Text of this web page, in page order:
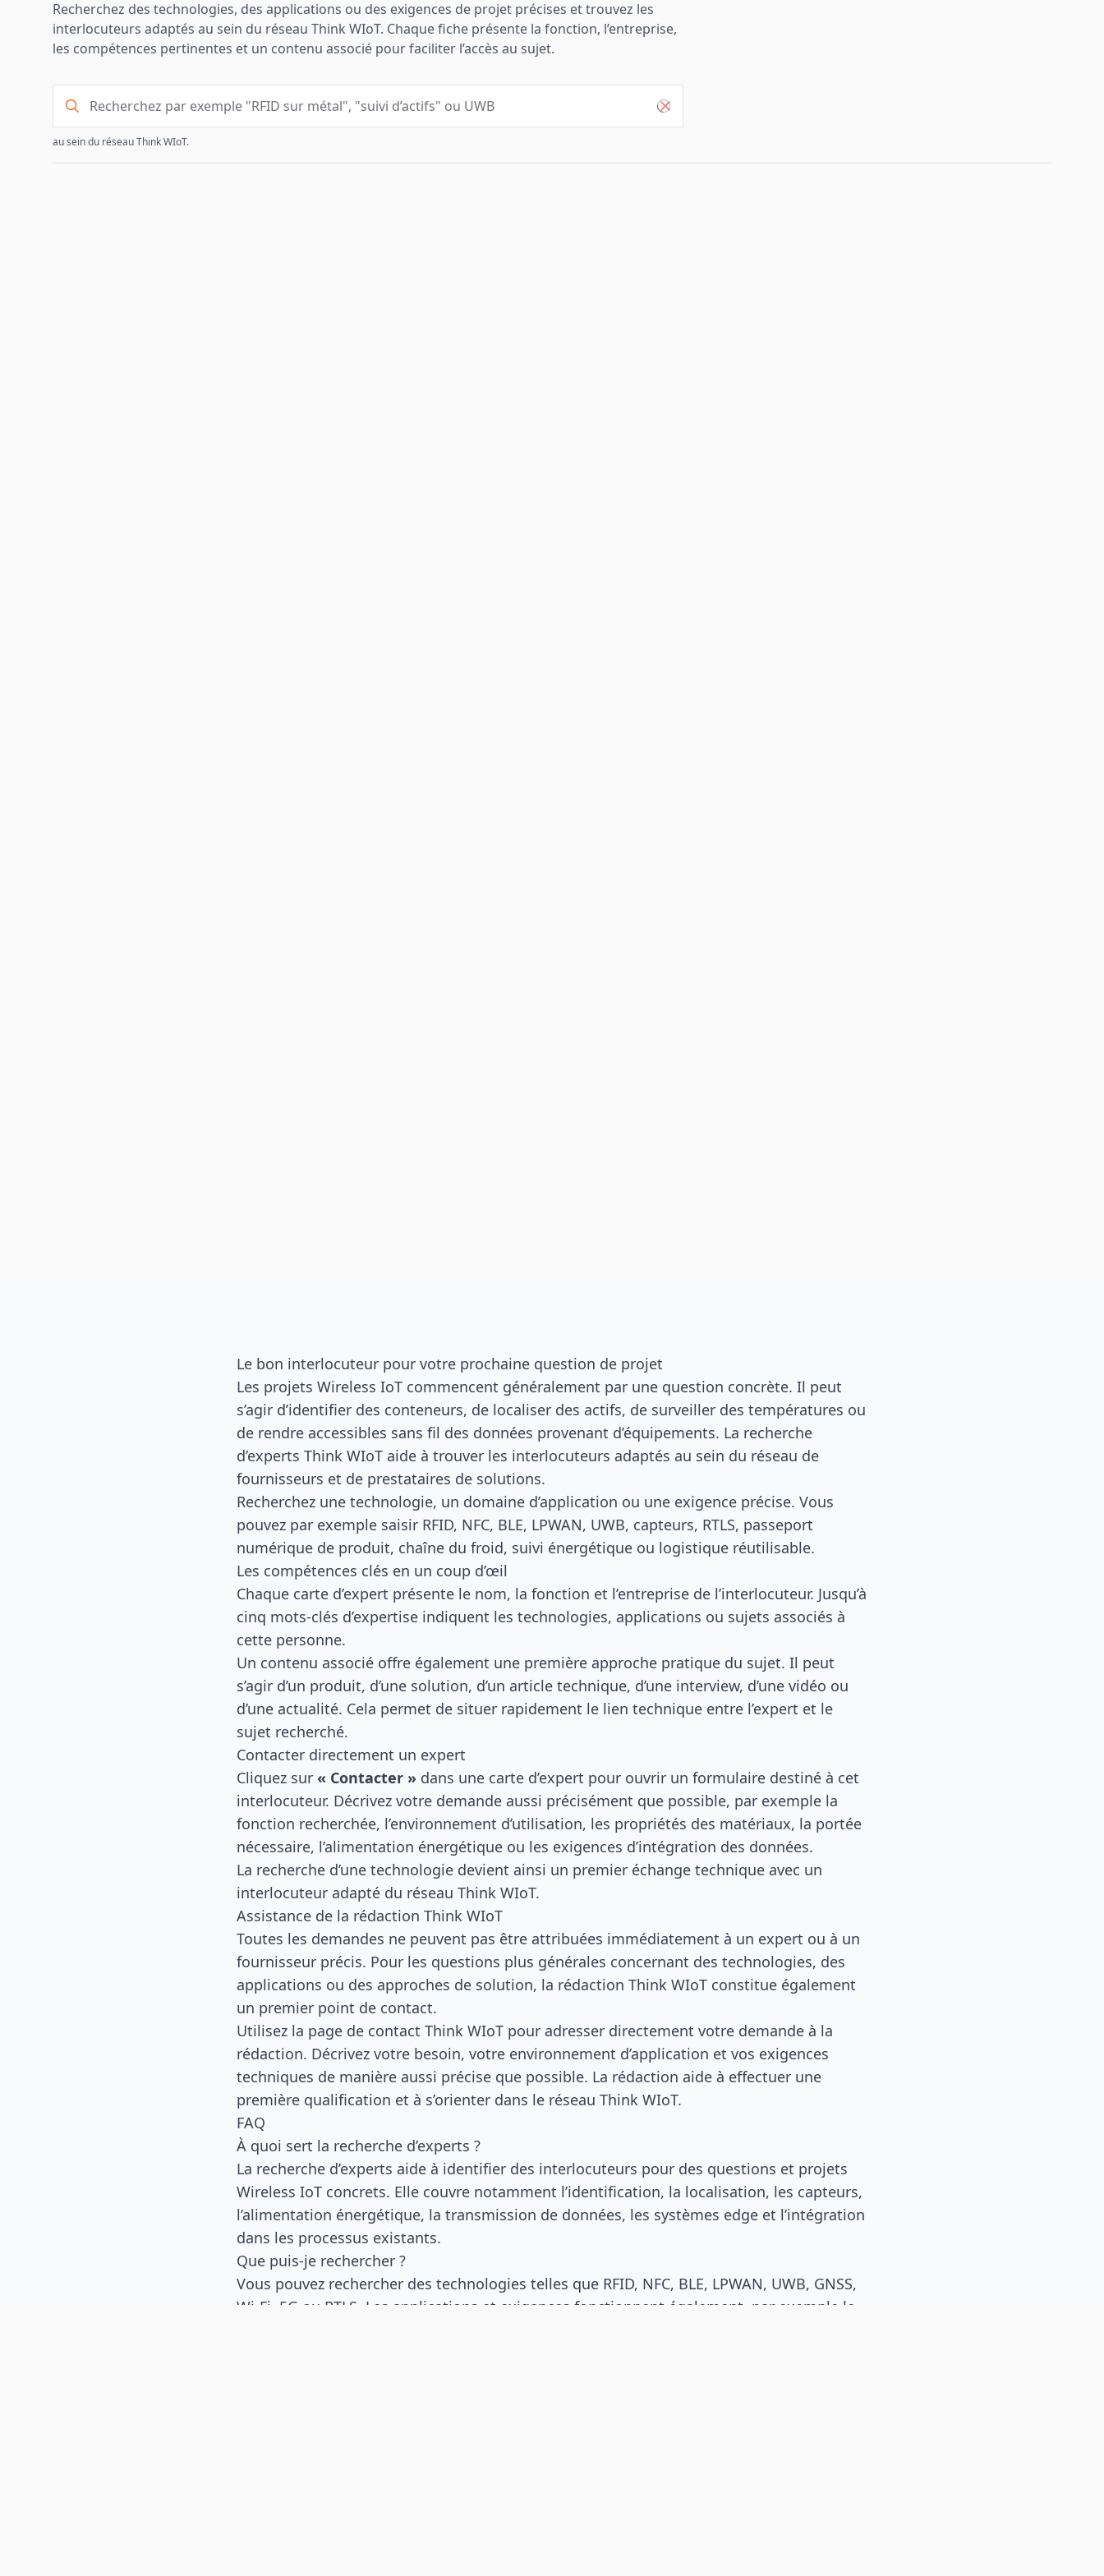
Recherchez des technologies, des applications ou des exigences de projet précises et trouvez les
interlocuteurs adaptés au sein du réseau Think WIoT. Chaque fiche présente la fonction, l’entreprise,
les compétences pertinentes et un contenu associé pour faciliter l’accès au sujet.
au sein du réseau Think WIoT.
Le bon interlocuteur pour votre prochaine question de projet
Les projets Wireless IoT commencent généralement par une question concrète. Il peut
s’agir d’identifier des conteneurs, de localiser des actifs, de surveiller des températures ou
de rendre accessibles sans fil des données provenant d’équipements. La recherche
d’experts Think WIoT aide à trouver les interlocuteurs adaptés au sein du réseau de
fournisseurs et de prestataires de solutions.
Recherchez une technologie, un domaine d’application ou une exigence précise. Vous
pouvez par exemple saisir RFID, NFC, BLE, LPWAN, UWB, capteurs, RTLS, passeport
numérique de produit, chaîne du froid, suivi énergétique ou logistique réutilisable.
Les compétences clés en un coup d’œil
Chaque carte d’expert présente le nom, la fonction et l’entreprise de l’interlocuteur. Jusqu’à
cinq mots-clés d’expertise indiquent les technologies, applications ou sujets associés à
cette personne.
Un contenu associé offre également une première approche pratique du sujet. Il peut
s’agir d’un produit, d’une solution, d’un article technique, d’une interview, d’une vidéo ou
d’une actualité. Cela permet de situer rapidement le lien technique entre l’expert et le
sujet recherché.
Contacter directement un expert
Cliquez sur « Contacter » dans une carte d’expert pour ouvrir un formulaire destiné à cet
interlocuteur. Décrivez votre demande aussi précisément que possible, par exemple la
fonction recherchée, l’environnement d’utilisation, les propriétés des matériaux, la portée
nécessaire, l’alimentation énergétique ou les exigences d’intégration des données.
La recherche d’une technologie devient ainsi un premier échange technique avec un
interlocuteur adapté du réseau Think WIoT.
Assistance de la rédaction Think WIoT
Toutes les demandes ne peuvent pas être attribuées immédiatement à un expert ou à un
fournisseur précis. Pour les questions plus générales concernant des technologies, des
applications ou des approches de solution, la rédaction Think WIoT constitue également
un premier point de contact.
Utilisez la page de contact Think WIoT pour adresser directement votre demande à la
rédaction. Décrivez votre besoin, votre environnement d’application et vos exigences
techniques de manière aussi précise que possible. La rédaction aide à effectuer une
première qualification et à s’orienter dans le réseau Think WIoT.
FAQ
À quoi sert la recherche d’experts ?
La recherche d’experts aide à identifier des interlocuteurs pour des questions et projets
Wireless IoT concrets. Elle couvre notamment l’identification, la localisation, les capteurs,
l’alimentation énergétique, la transmission de données, les systèmes edge et l’intégration
dans les processus existants.
Que puis-je rechercher ?
Vous pouvez rechercher des technologies telles que RFID, NFC, BLE, LPWAN, UWB, GNSS,
Wi-Fi, 5G ou RTLS. Les applications et exigences fonctionnent également, par exemple le